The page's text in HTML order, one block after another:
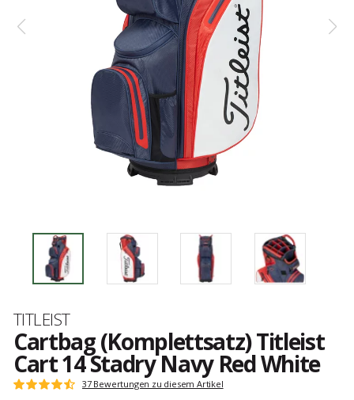
Marke
TITLEIST
Cartbag (Komplettsatz) Titleist
Cart 14 Stadry Navy Red White
Kundenbewertungen
Note:
37 Bewertungen zu diesem Artikel